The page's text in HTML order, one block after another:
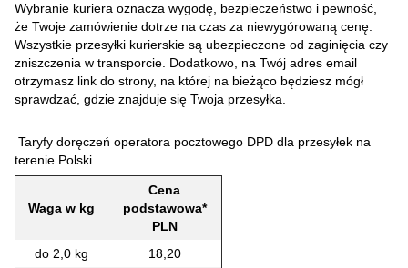
Wybranie kuriera oznacza wygodę, bezpieczeństwo i pewność,
że Twoje zamówienie dotrze na czas za niewygórowaną cenę.
Wszystkie przesyłki kurierskie są ubezpieczone od zaginięcia czy
zniszczenia w transporcie. Dodatkowo, na Twój adres email
otrzymasz link do strony, na której na bieżąco będziesz mógł
sprawdzać, gdzie znajduje się Twoja przesyłka.
Taryfy doręczeń operatora pocztowego DPD dla przesyłek na
terenie Polski
Waga w kg
Cena
podstawowa*
PLN
do 2,0 kg
18,20